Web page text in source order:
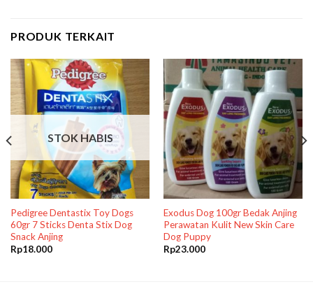
PRODUK TERKAIT
STOK HABIS
Pedigree Dentastix Toy Dogs
60gr 7 Sticks Denta Stix Dog
Snack Anjing
Rp18.000
Exodus Dog 100gr Bedak Anjing
Perawatan Kulit New Skin Care
Dog Puppy
Rp23.000